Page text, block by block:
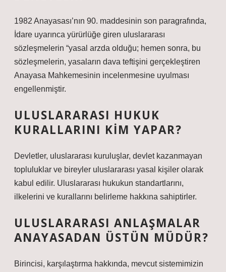
1982 Anayasası’nın 90. maddesinin son paragrafında,
İdare uyarınca yürürlüğe giren uluslararası
sözleşmelerin “yasal arzda olduğu; hemen sonra, bu
sözleşmelerin, yasaların dava teftişini gerçekleştiren
Anayasa Mahkemesinin incelenmesine uyulması
engellenmiştir.
ULUSLARARASI HUKUK
KURALLARINI KIM YAPAR?
Devletler, uluslararası kuruluşlar, devlet kazanmayan
topluluklar ve bireyler uluslararası yasal kişiler olarak
kabul edilir. Uluslararası hukukun standartlarını,
ilkelerini ve kurallarını belirleme hakkına sahiptirler.
ULUSLARARASI ANLAŞMALAR
ANAYASADAN ÜSTÜN MÜDÜR?
Birincisi, karşılaştırma hakkında, mevcut sistemimizin